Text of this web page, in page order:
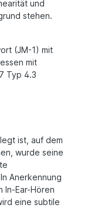
und
stehen.
(JM-1) mit
mit
Typ 4.3
ist, auf dem
wurde seine
Anerkennung
In-Ear-Hören
eine subtile